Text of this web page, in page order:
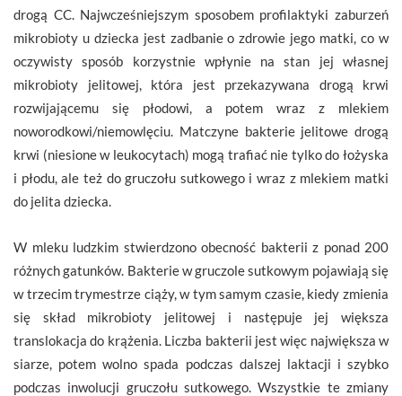
drogą CC. Najwcześniejszym sposobem profilaktyki zaburzeń
mikrobioty u dziecka jest zadbanie o zdrowie jego matki, co w
oczywisty sposób korzystnie wpłynie na stan jej własnej
mikrobioty jelitowej, która jest przekazywana drogą krwi
rozwijającemu się płodowi, a potem wraz z mlekiem
noworodkowi/niemowlęciu. Matczyne bakterie jelitowe drogą
krwi (niesione w leukocytach) mogą trafiać nie tylko do łożyska
i płodu, ale też do gruczołu sutkowego i wraz z mlekiem matki
do jelita dziecka.
W mleku ludzkim stwierdzono obecność bakterii z ponad 200
różnych gatunków. Bakterie w gruczole sutkowym pojawiają się
w trzecim trymestrze ciąży, w tym samym czasie, kiedy zmienia
się skład mikrobioty jelitowej i następuje jej większa
translokacja do krążenia. Liczba bakterii jest więc największa w
siarze, potem wolno spada podczas dalszej laktacji i szybko
podczas inwolucji gruczołu sutkowego. Wszystkie te zmiany